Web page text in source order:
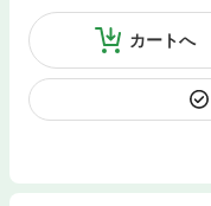
カートへ